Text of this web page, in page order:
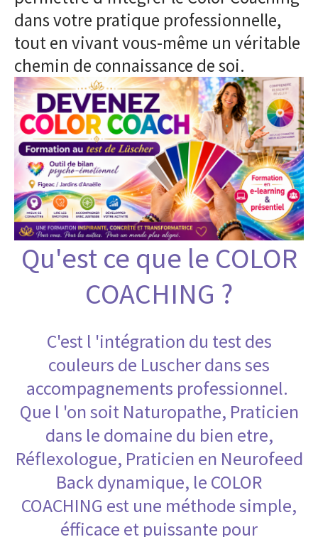
dans votre pratique professionnelle,
tout en vivant vous-même un véritable
chemin de connaissance de soi.
Qu'est ce que le COLOR
COACHING ?
C'est l 'intégration du test des
couleurs de Luscher dans ses
accompagnements professionnel.
Que l 'on soit Naturopathe, Praticien
dans le domaine du bien etre,
Réflexologue, Praticien en Neurofeed
Back dynamique, le COLOR
COACHING est une méthode simple,
éfficace et puissante pour